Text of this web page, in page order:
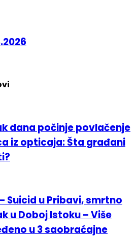
dana počinje povlačenje
iz opticaja: Šta građani
Suicid u Pribavi, smrtno
u Doboj Istoku – Više
u 3 saobraćajne